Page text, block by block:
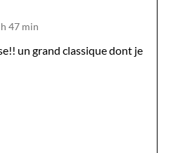
47 min
un grand classique dont je